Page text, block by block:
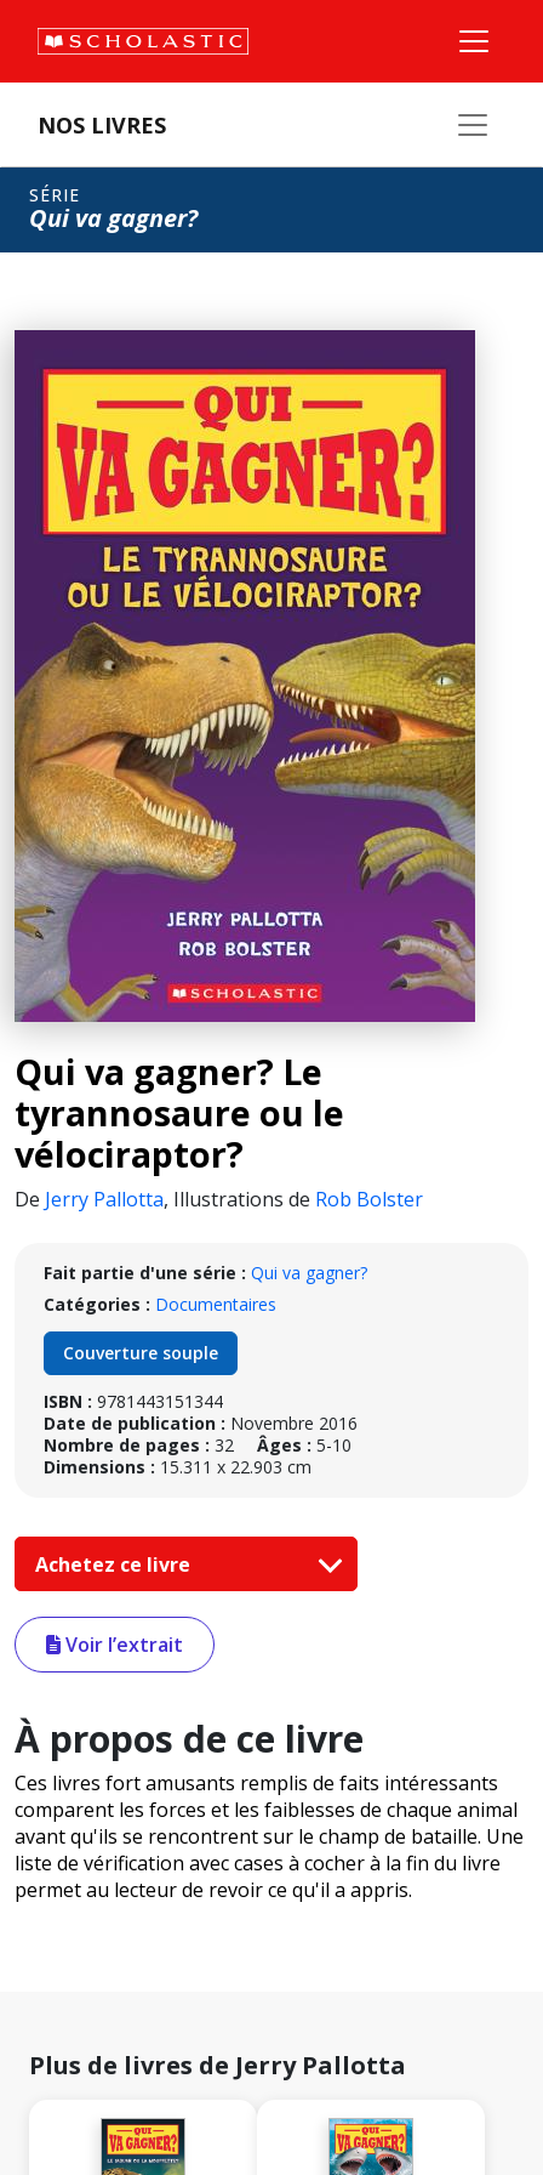
NOS LIVRES
SÉRIE
Qui va gagner?
Qui va gagner? Le
tyrannosaure ou le
vélociraptor?
De Jerry Pallotta, Illustrations de Rob Bolster
Fait partie d'une série : Qui va gagner?
Catégories : Documentaires
Couverture souple
ISBN : 9781443151344
Date de publication : Novembre 2016
Nombre de pages : 32 Âges : 5-10
Dimensions : 15.311 x 22.903 cm
Achetez ce livre
Voir l’extrait
À propos de ce livre
Ces livres fort amusants remplis de faits intéressants
comparent les forces et les faiblesses de chaque animal
avant qu'ils se rencontrent sur le champ de bataille. Une
liste de vérification avec cases à cocher à la fin du livre
permet au lecteur de revoir ce qu'il a appris.
Plus de livres de Jerry Pallotta